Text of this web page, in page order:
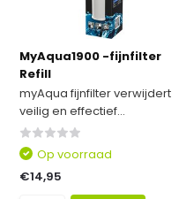
MyAqua1900 -fijnfilter
Refill
myAqua fijnfilter verwijdert
veilig en effectief...
Op voorraad
€14,95